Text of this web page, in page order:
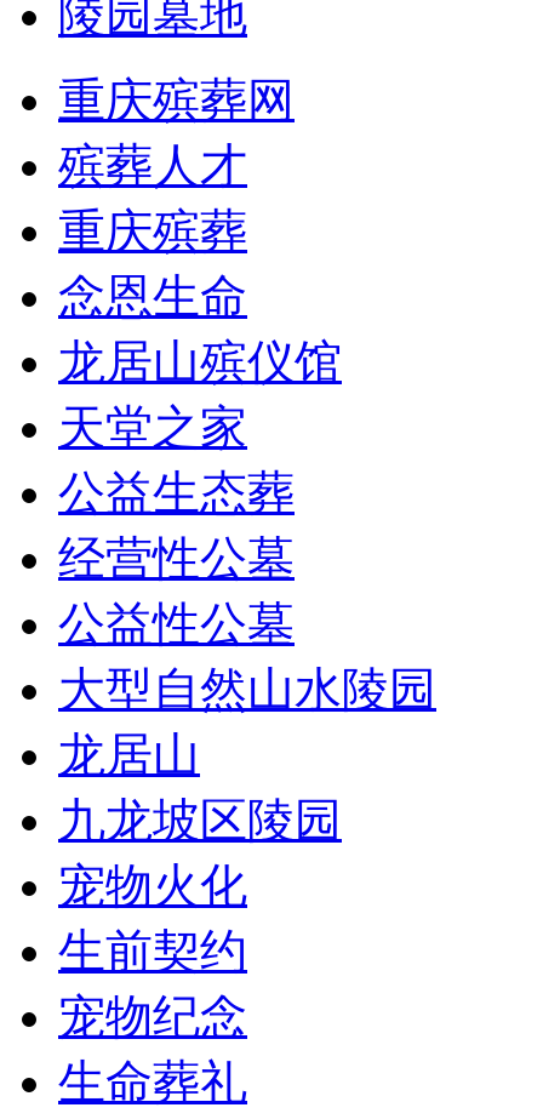
陵园墓地
重庆殡葬网
殡葬人才
重庆殡葬
念恩生命
龙居山殡仪馆
天堂之家
公益生态葬
经营性公墓
公益性公墓
大型自然山水陵园
龙居山
九龙坡区陵园
宠物火化
生前契约
宠物纪念
生命葬礼